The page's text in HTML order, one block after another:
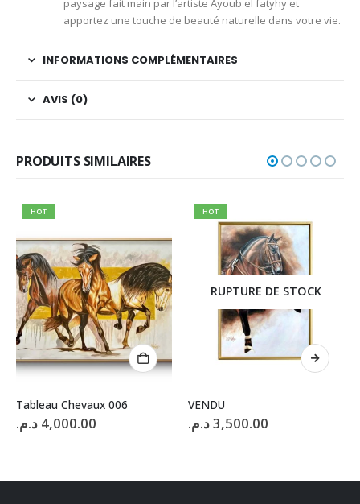
paysage fait main par l’artiste Ayoub el fatyhy et
apportez une touche de beauté naturelle dans votre vie.
INFORMATIONS COMPLÉMENTAIRES
AVIS (0)
PRODUITS SIMILAIRES
HOT
RUPTURE DE STOCK
VENDU
3,500.00 د.م.
HOT
RUPTURE DE STOCK
VENDU
6,000.00 د.م. Le
د.م.